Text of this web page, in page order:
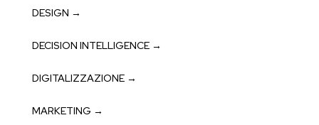
DESIGN →
DECISION INTELLIGENCE →
DIGITALIZZAZIONE →
MARKETING →